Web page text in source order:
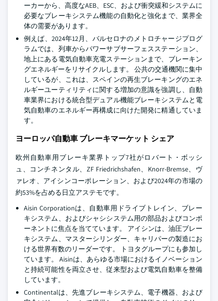
ーカーから、高度なAEB、ESC、および衝突緩和システムに
必要なブレーキシステム機能の自動化と強化まで、業界全
体の需要があります。
例えば、2024年12月、バルセロナのメトロチャージプログ
ラムでは、列車からパワーサブサーフェスステーション、
地上にある電気自動車充電ステーションまで、ブレーキン
グエネルギーをリサイクルします。 公共の交通機関に集中
しているが、これは、スペインの再生ブレーキングのエネ
ルギーユーティリティに関する増加の意識を強調し、自動
車業界における統合型デュアル機能ブレーキシステムと電
気自動車のエネルギー再構成に向けた開発に精通していま
す。
ヨーロッパ自動車 ブレーキマーケット シェア
欧州自動車用ブレーキ業界トップ7社がロバート・ボッシ
ュ、コンチネンタル、ZF Friedrichshafen、Knorr-Bremse、ヴ
ァレオ、アイシンコーポレーション、および2024年の市場の
約53%を占める日立アステモです。
Aisin Corporationは、自動車用ドライブトレイン、ブレー
キシステム、およびシャシシステム用の部品およびコンポ
ーネントに焦点を当てています。 アイシンは、油圧ブレー
キシステム、マスターシリンダー、キャリパーの製造にお
ける世界有数のリーダーです。 トヨタグループにも参加し
ています。 Aisinは、あらゆる市場におけるイノベーション
と持続可能性を両立させ、従来型および電気自動車を整備
しています。
Continentalは、先進ブレーキシステム、電子機器、および